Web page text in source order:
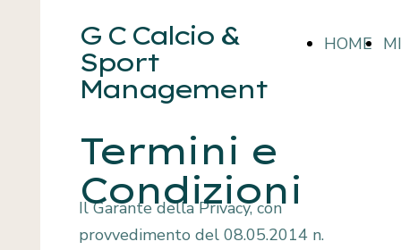
HOME
G C Calcio &
Sport
Management
Termini e
Condizioni
Il Garante della Privacy, con
provvedimento del 08.05.2014 n.